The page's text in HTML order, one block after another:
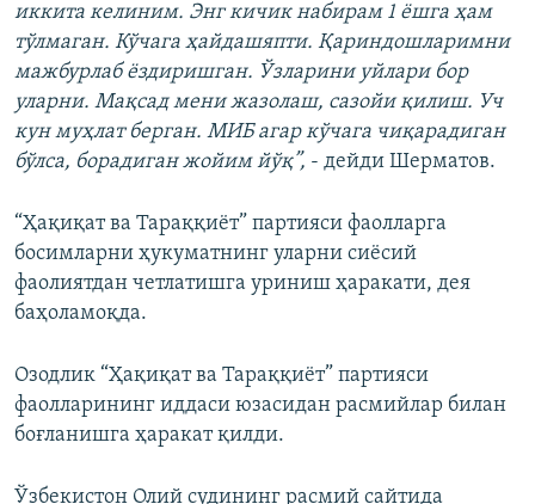
иккита келиним. Энг кичик набирам 1 ёшга ҳам
тўлмаган. Кўчага ҳайдашяпти. Қариндошларимни
мажбурлаб ёздиришган. Ўзларини уйлари бор
уларни. Мақсад мени жазолаш, сазойи қилиш. Уч
кун муҳлат берган. МИБ агар кўчага чиқарадиган
бўлса, борадиган жойим йўқ”, - дейди Шерматов.
“Ҳақиқат‌ ‌ва‌ ‌Тараққиёт”‌ ‌партияси‌ фаолларга
босимларни ҳукуматнинг уларни сиёсий
фаолиятдан четлатишга уриниш ҳаракати, дея
баҳоламоқда.
Озодлик “Ҳақиқат‌ ‌ва‌ ‌Тараққиёт”‌ ‌партияси‌
фаолларининг иддаси юзасидан расмийлар билан
боғланишга ҳаракат қилди.
Ўзбекистон Олий судининг расмий сайтида